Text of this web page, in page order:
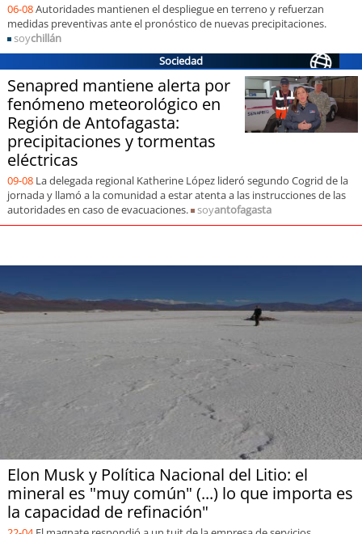
06-08Autoridades mantienen el despliegue en terreno y refuerzan
medidas preventivas ante el pronóstico de nuevas precipitaciones.
soychillán
Sociedad
Senapred mantiene alerta por
fenómeno meteorológico en
Región de Antofagasta:
precipitaciones y tormentas
eléctricas
09-08 La delegada regional Katherine López lideró segundo Cogrid de la
jornada y llamó a la comunidad a estar atenta a las instrucciones de las
autoridades en caso de evacuaciones.
soyantofagasta
Elon Musk y Política Nacional del Litio: el
mineral es "muy común" (...) lo que importa es
la capacidad de refinación"